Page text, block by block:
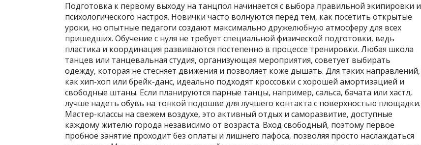
Подготовка к первому выходу на танцпол начинается с выбора правильной экипировки и
психологического настроя. Новички часто волнуются перед тем‚ как посетить открытые
уроки‚ но опытные педагоги создают максимально дружелюбную атмосферу для всех
пришедших. Обучение с нуля не требует специальной физической подготовки‚ ведь
пластика и координация развиваются постепенно в процессе тренировки. Любая школа
танцев или танцевальная студия‚ организующая мероприятия‚ советует выбирать
одежду‚ которая не стесняет движения и позволяет коже дышать. Для таких направлений‚
как хип-хоп или брейк-данс‚ идеально подходят кроссовки с хорошей амортизацией и
свободные штаны. Если планируются парные танцы‚ например‚ сальса‚ бачата или хастл‚
лучше надеть обувь на тонкой подошве для лучшего контакта с поверхностью площадки.
Мастер-классы на свежем воздухе, это активный отдых и саморазвитие‚ доступные
каждому жителю города независимо от возраста. Вход свободный‚ поэтому первое
пробное занятие проходит без оплаты и лишнего пафоса‚ позволяя просто наслаждаться